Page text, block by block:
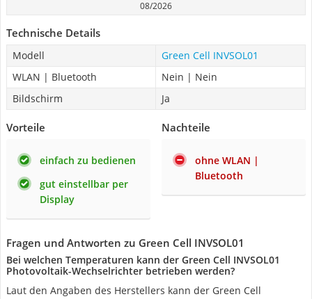
08/2026
Technische Details
Modell
Green Cell INVSOL01
WLAN | Bluetooth
Nein | Nein
Bildschirm
Ja
Vorteile
einfach zu bedienen
gut einstellbar per
Display
Nachteile
ohne WLAN |
Bluetooth
Fragen und Antworten zu Green Cell INVSOL01
Bei welchen Temperaturen kann der Green Cell INVSOL01
Photovoltaik-Wechselrichter betrieben werden?
Laut den Angaben des Herstellers kann der Green Cell